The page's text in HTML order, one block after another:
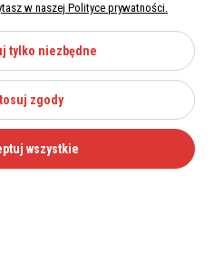
w naszej Polityce prywatności.
tylko niezbędne
zgody
wszystkie